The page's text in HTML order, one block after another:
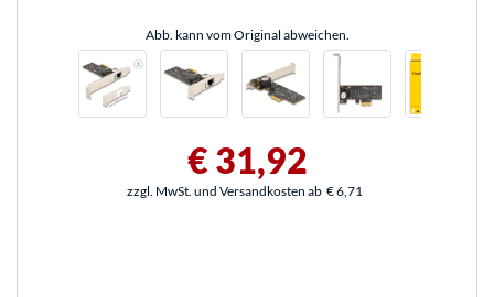
Abb. kann vom Original abweichen.
€ 31,92
zzgl. MwSt. und Versandkosten ab € 6,71